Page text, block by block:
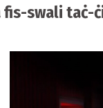
swali taċ-